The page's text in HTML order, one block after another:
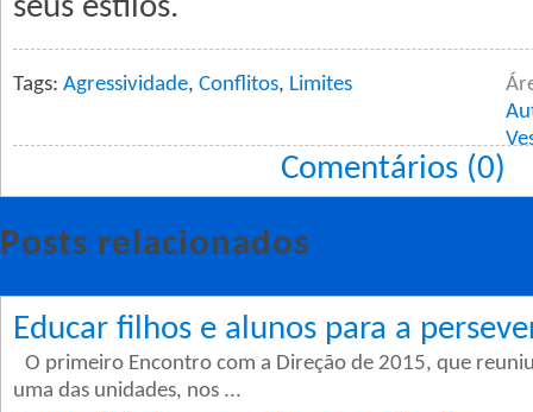
seus estilos.
Tags: Agressividade, Conflitos, Limites
Comentários (0)
Posts relacionados
Educar filhos e alunos para a
O primeiro Encontro com a Direção de 2015, que
uma das unidades, nos ...